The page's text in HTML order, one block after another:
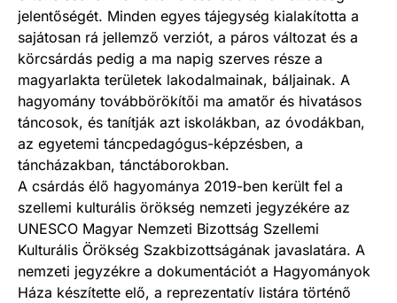
jelentőségét. Minden egyes tájegység kialakította a
sajátosan rá jellemző verziót, a páros változat és a
körcsárdás pedig a ma napig szerves része a
magyarlakta területek lakodalmainak, báljainak. A
hagyomány továbbörökítői ma amatőr és hivatásos
táncosok, és tanítják azt iskolákban, az óvodákban,
az egyetemi táncpedagógus-képzésben, a
táncházakban, tánctáborokban.
A csárdás élő hagyománya 2019-ben került fel a
szellemi kulturális örökség nemzeti jegyzékére az
UNESCO Magyar Nemzeti Bizottság Szellemi
Kulturális Örökség Szakbizottságának javaslatára. A
nemzeti jegyzékre a dokumentációt a Hagyományok
Háza készítette elő, a reprezentatív listára történő